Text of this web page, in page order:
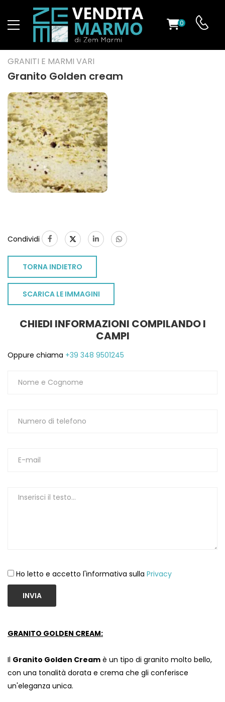
0
GRANITI E MARMI VARI
Granito Golden cream
Condividi
TORNA INDIETRO
SCARICA LE IMMAGINI
CHIEDI INFORMAZIONI COMPILANDO I
CAMPI
Oppure chiama +39 348 9501245
Ho letto e accetto l'informativa sulla Privacy
INVIA
GRANITO GOLDEN CREAM:
Il Granito Golden Cream è un tipo di granito molto bello,
con una tonalità dorata e crema che gli conferisce
un'eleganza unica.